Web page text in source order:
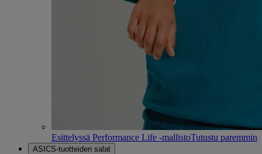
Esittelyssä Performance Life -mallistoTutustu paremmin
ASICS-tuotteiden salat